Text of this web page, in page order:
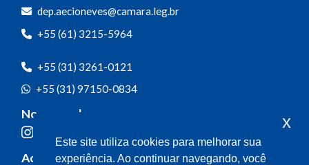
dep.aecioneves@camara.leg.br
+55 (61) 3215-5964
+55 (31) 3261-0121
+55 (31) 97150-0834
Nossas redes
Acompanhe o meu mandato
Este site utiliza cookies para melhorar sua
experiência. Ao continuar navegando, você
x